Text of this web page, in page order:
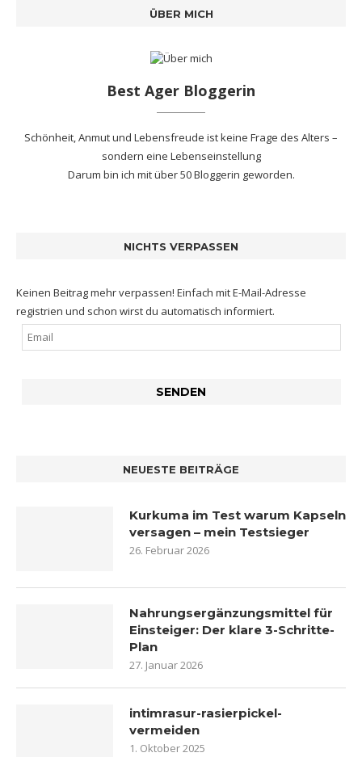
ÜBER MICH
Best Ager Bloggerin
Schönheit, Anmut und Lebensfreude ist keine Frage des Alters –
sondern eine Lebenseinstellung
Darum bin ich mitüber 50 Bloggerin geworden.
NICHTS VERPASSEN
Keinen Beitrag mehr verpassen! Einfach mit E-Mail-Adresse
registrien und schon wirst du automatisch informiert.
NEUESTE BEITRÄGE
Kurkuma im Test warum Kapseln
versagen – mein Testsieger
26. Februar 2026
Nahrungsergänzungsmittel für
Einsteiger: Der klare 3-Schritte-
Plan
27. Januar 2026
intimrasur-rasierpickel-
vermeiden
1. Oktober 2025